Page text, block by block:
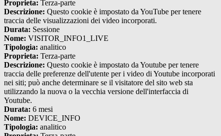
Proprieta: Terza-parte
Descrizione: Questo cookie è impostato da YouTube per tenere
traccia delle visualizzazioni dei video incorporati.
Durata: Sessione
Nome: VISITOR_INFO1_LIVE
Tipologia: analitico
Proprieta: Terza-parte
Descrizione: Questo cookie è impostato da Youtube per tenere
traccia delle preferenze dell'utente per i video di Youtube incorporati
nei siti; può anche determinare se il visitatore del sito web sta
utilizzando la nuova o la vecchia versione dell'interfaccia di
Youtube.
Durata: 6 mesi
Nome: DEVICE_INFO
Tipologia: analitico